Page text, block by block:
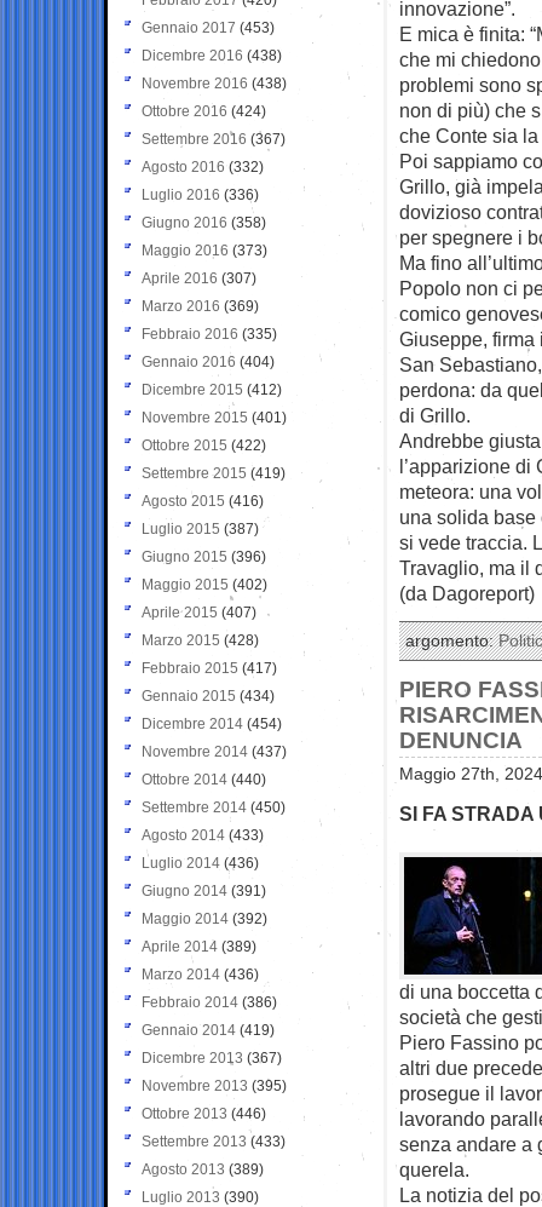
innovazione”.
E mica è finita:
che mi
problemi sono
non di più) che
che Conte sia
Poi sappiamo
Grillo, già
dovizioso
per spegnere i
Ma fino
Popolo non ci
comico
Giuseppe, firma
San
perdona: da
di Grillo.
Andrebbe
l’apparizione di
meteora: una
una solida
si vede traccia.
Travaglio, ma il
(da Dagoreport)
argomento:
PIERO
DENUNCIA
Maggio 27th,
SI FA STRADA
di una boccetta
società che
Piero Fassino
altri due
prosegue il
lavorando
senza andare a
querela.
La notizia del
Gennaio 2017 (453)
Dicembre 2016 (438)
Novembre 2016 (438)
Ottobre 2016 (424)
Settembre 2016 (367)
Agosto 2016 (332)
Luglio 2016 (336)
Giugno 2016 (358)
Maggio 2016 (373)
Aprile 2016 (307)
Marzo 2016 (369)
Febbraio 2016 (335)
Gennaio 2016 (404)
Dicembre 2015 (412)
Novembre 2015 (401)
Ottobre 2015 (422)
Settembre 2015 (419)
Agosto 2015 (416)
Luglio 2015 (387)
Giugno 2015 (396)
Maggio 2015 (402)
Aprile 2015 (407)
Marzo 2015 (428)
Febbraio 2015 (417)
Gennaio 2015 (434)
Dicembre 2014 (454)
Novembre 2014 (437)
Ottobre 2014 (440)
Settembre 2014 (450)
Agosto 2014 (433)
Luglio 2014 (436)
Giugno 2014 (391)
Maggio 2014 (392)
Aprile 2014 (389)
Marzo 2014 (436)
Febbraio 2014 (386)
Gennaio 2014 (419)
Dicembre 2013 (367)
Novembre 2013 (395)
Ottobre 2013 (446)
Settembre 2013 (433)
Agosto 2013 (389)
Luglio 2013 (390)